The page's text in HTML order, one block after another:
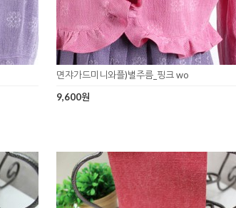
면쟈가드미니와플)별주름_핑크 wo
9,600원